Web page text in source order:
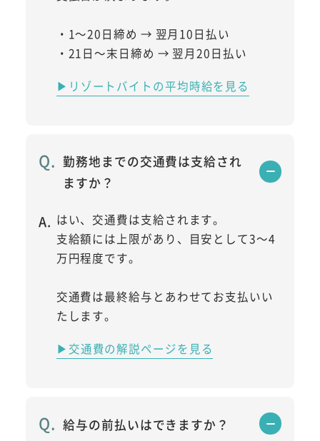
・1～20日締め → 翌月10日払い
・21日～末日締め → 翌月20日払い
▶リゾートバイトの平均時給を見る
勤務地までの交通費は支給され
ますか？
はい、交通費は支給されます。
支給額には上限があり、目安として3～4
万円程度です。
交通費は最終給与とあわせてお支払いい
たします。
▶交通費の解説ページを見る
給与の前払いはできますか？